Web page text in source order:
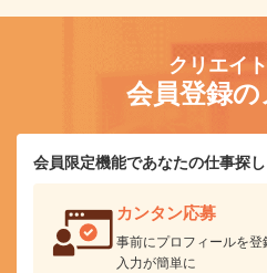
クリエイ
会員登録の
会員限定機能であなたの仕事探し
カンタン応募
事前にプロフィールを
入力が簡単に